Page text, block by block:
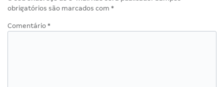
obrigatórios são marcados com *
Comentário *